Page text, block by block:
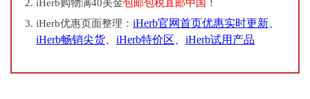
iHerb购物满40美金包邮包税直邮中国 ！
iHerb优惠页面整理： iHerb官网首页优惠实时更新
iHerb畅销尖货
iHerb特价区 iHerb试用产品